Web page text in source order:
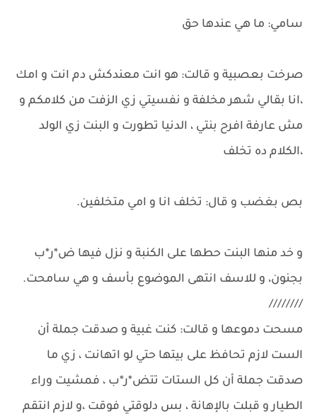
سامي: ما هي عندها حق
صرخت بعصبية و قالت: هو انت معندكش دم انت و امك
،انا بقالي شهر مخلفة و نفسيتي زي الزفت من كلامكم و
مش عارفة افرح بنتي ، الدنيا تطورت و البنت زي الولد
،الكلام ده تخلف
بص بغضب و قال: تخلف انا و امي متخلفين.
و خد منها البنت حطها على الكنبة و نزل فيها ض*ر*ب
بجنون، و للاسف انتهى الموضوع بأسف و هي سامحت.
////////
مسحت دموعها و قالت: كنت غبية و صدقت جملة أن
الست لازم تحافظ على بيتها حتي لو اتهانت ، زي ما
صدقت جملة أن كل الستات تتض*ر*ب ، فمشيت وراء
الطيار و قبلت بالإهانة ، بس دلوقتي فوقت ،و لازم انتقم